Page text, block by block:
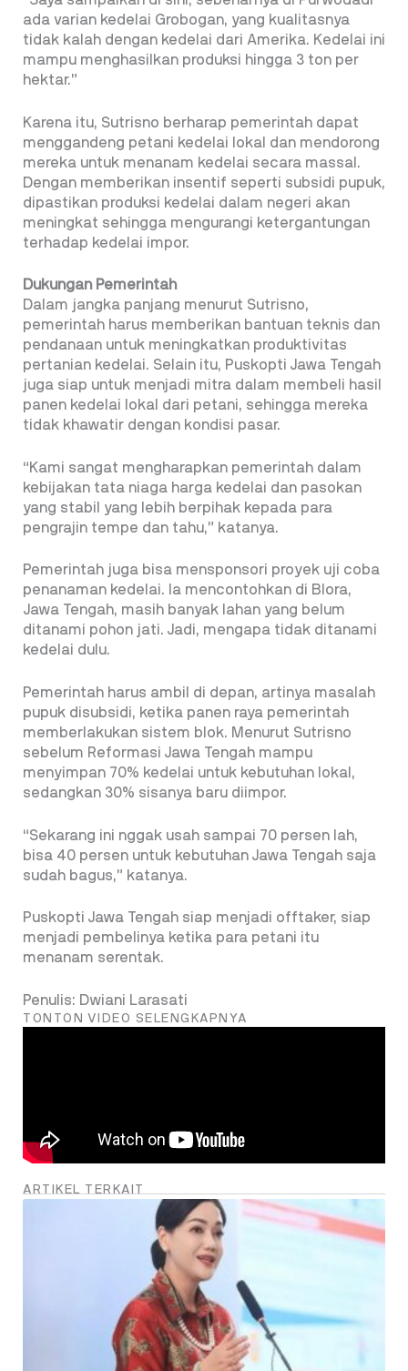
ada varian kedelai Grobogan, yang kualitasnya
tidak kalah dengan kedelai dari Amerika. Kedelai ini
mampu menghasilkan produksi hingga 3 ton per
hektar.”
Karena itu, Sutrisno berharap pemerintah dapat
menggandeng petani kedelai lokal dan mendorong
mereka untuk menanam kedelai secara massal.
Dengan memberikan insentif seperti subsidi pupuk,
dipastikan produksi kedelai dalam negeri akan
meningkat sehingga mengurangi ketergantungan
terhadap kedelai impor.
Dukungan Pemerintah
Dalam jangka panjang menurut Sutrisno,
pemerintah harus memberikan bantuan teknis dan
pendanaan untuk meningkatkan produktivitas
pertanian kedelai. Selain itu, Puskopti Jawa Tengah
juga siap untuk menjadi mitra dalam membeli hasil
panen kedelai lokal dari petani, sehingga mereka
tidak khawatir dengan kondisi pasar.
“Kami sangat mengharapkan pemerintah dalam
kebijakan tata niaga harga kedelai dan pasokan
yang stabil yang lebih berpihak kepada para
pengrajin tempe dan tahu,” katanya.
Pemerintah juga bisa mensponsori proyek uji coba
penanaman kedelai. Ia mencontohkan di Blora,
Jawa Tengah, masih banyak lahan yang belum
ditanami pohon jati. Jadi, mengapa tidak ditanami
kedelai dulu.
Pemerintah harus ambil di depan, artinya masalah
pupuk disubsidi, ketika panen raya pemerintah
memberlakukan sistem blok. Menurut Sutrisno
sebelum Reformasi Jawa Tengah mampu
menyimpan 70% kedelai untuk kebutuhan lokal,
sedangkan 30% sisanya baru diimpor.
“Sekarang ini nggak usah sampai 70 persen lah,
bisa 40 persen untuk kebutuhan Jawa Tengah saja
sudah bagus,” katanya.
Puskopti Jawa Tengah siap menjadi offtaker, siap
menjadi pembelinya ketika para petani itu
menanam serentak.
Penulis: Dwiani Larasati
TONTON VIDEO SELENGKAPNYA
ARTIKEL TERKAIT